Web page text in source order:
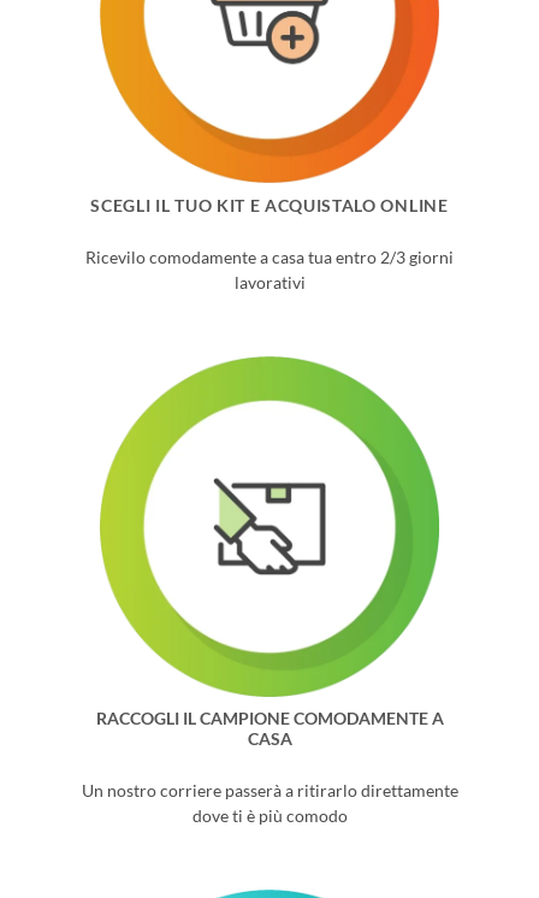
SCEGLI IL TUO KIT E ACQUISTALO ONLINE
Ricevilo comodamente a casa tua entro 2/3 giorni
lavorativi
RACCOGLI IL CAMPIONE COMODAMENTE A
CASA
Un nostro corriere passerà a ritirarlo direttamente
dove ti è più comodo